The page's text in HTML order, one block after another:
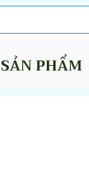
SẢN PHẨM